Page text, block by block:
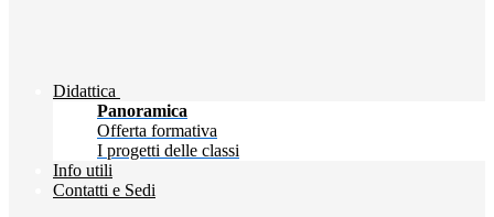
Didattica
Panoramica
Offerta formativa
I progetti delle classi
Info utili
Contatti e Sedi